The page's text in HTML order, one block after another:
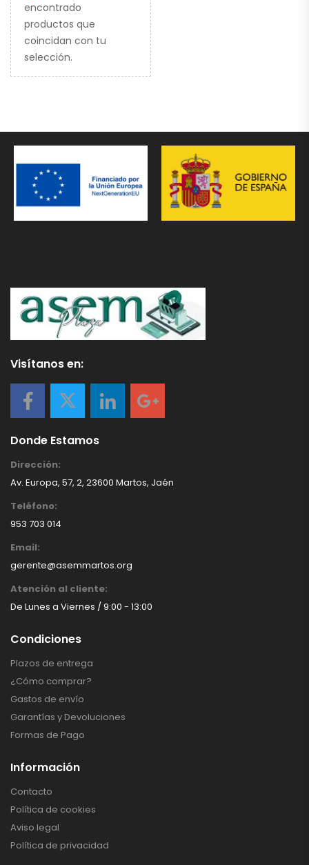
encontrado
productos que
coincidan con tu
selección.
Visítanos en:
Donde Estamos
Teléfono:
953 703 014
Email:
gerente@asemmartos.org
Dirección:
Av. Europa, 57, 2, 23600 Martos, Jaén
Atención al cliente:
De Lunes a Viernes / 9:00 - 13:00
Condiciones
Plazos de entrega
¿Cómo comprar?
Gastos de envío
Garantías y Devoluciones
Formas de Pago
Información
Contacto
Política de cookies
Aviso legal
Política de privacidad